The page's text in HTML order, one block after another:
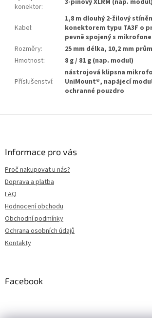
konektor: 3-pinový XLRM (nap. modul)
Kabel:
1,8 m dlouhý 2-žilový
konektorem typu TA3F o
pevně spojený s
Rozměry:
25 mm délka, 10,2 mm
Hmotnost: 8 g / 81 g (nap. modul)
Příslušenství:
nástrojová klipsna
UniMount®, napájecí modul
ochranné pouzdro
Informace pro vás
Proč nakupovat u nás?
Doprava a platba
FAQ
Hodnocení obchodu
Obchodní podmínky
Ochrana osobních údajů
Kontakty
Facebook